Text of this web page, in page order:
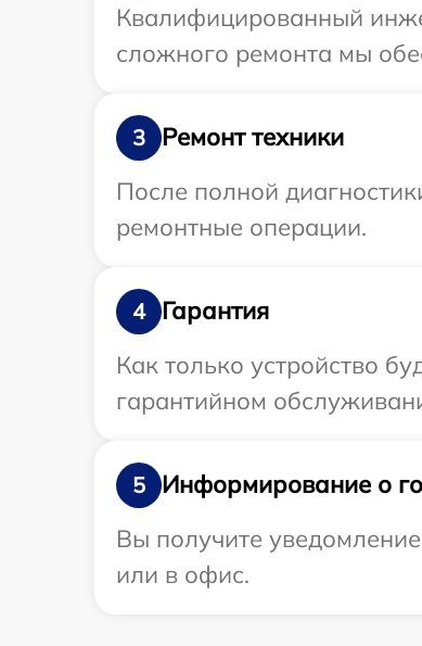
Квалифицированный
сложного ремонта мы
3
Ремонт техники
После полной
ремонтные операции.
4
Гарантия
Как только устройство
гарантийном
5
Информирование о
Вы получите
или в офис.